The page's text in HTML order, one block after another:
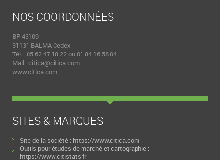
NOS COORDONNÉES
BP 43109
31131 BALMA Cedex
Tél. : 05 62 47 18 22 ou 01 84 16 58 04
Mail : citica@citica.com
www.citica.com
SITES & MARQUES
Site de la société : https://www.citica.com
Outils pour études de marché et cartographie :
https://www.citistats.fr